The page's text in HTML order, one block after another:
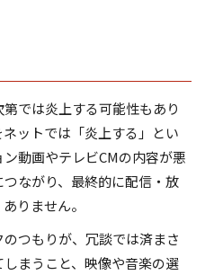
では炎上する可能性もあり
ットでは「炎上する」とい
動画やテレビCMの内容が悪
ながり、最終的に配信・放
りません。
つもりが、冗談では済まさ
まうこと、映像や音楽の選